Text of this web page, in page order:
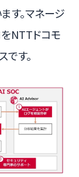
す。マネージ
NTTドコモ
す。